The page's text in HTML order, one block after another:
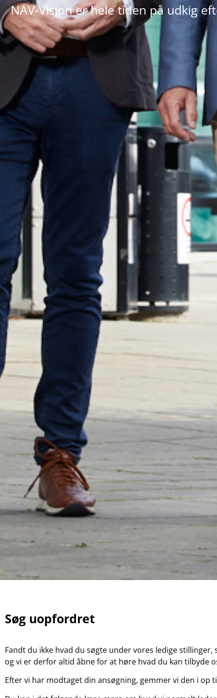
NAV-Vision er hele tiden på udkig
Søg uopfordret
Fandt du ikke hvad du søgte under vores ledige
og vi er derfor altid åbne for at høre hvad du kan tilbyde
Efter vi har modtaget din ansøgning, gemmer vi den i